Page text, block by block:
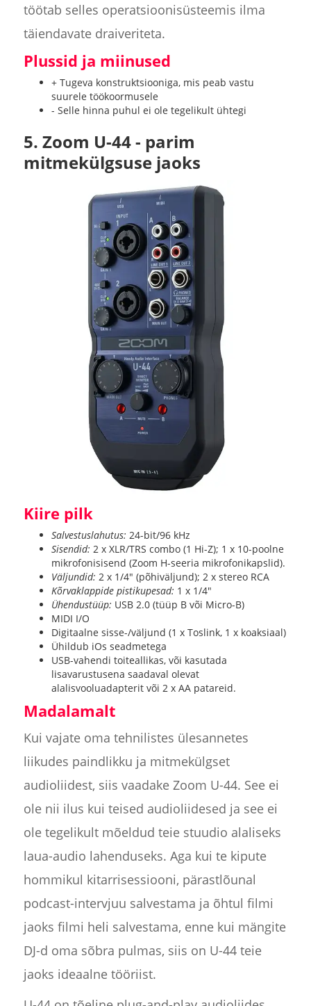
töötab selles operatsioonisüsteemis ilma
täiendavate draiveriteta.
Plussid ja miinused
+ Tugeva konstruktsiooniga, mis peab vastu
suurele töökoormusele
- Selle hinna puhul ei ole tegelikult ühtegi
5. Zoom U-44 - parim
mitmekülgsuse jaoks
Kiire pilk
Salvestuslahutus: 24-bit/96 kHz
Sisendid: 2 x XLR/TRS combo (1 Hi-Z); 1 x 10-poolne
mikrofonisisend (Zoom H-seeria mikrofonikapslid).
Väljundid: 2 x 1/4" (põhiväljund); 2 x stereo RCA
Kõrvaklappide pistikupesad: 1 x 1/4"
Ühendustüüp: USB 2.0 (tüüp B või Micro-B)
MIDI I/O
Digitaalne sisse-/väljund (1 x Toslink, 1 x koaksiaal)
Ühildub iOs seadmetega
USB-vahendi toiteallikas, või kasutada
lisavarustusena saadaval olevat
alalisvooluadapterit või 2 x AA patareid.
Madalamalt
Kui vajate oma tehnilistes ülesannetes
liikudes paindlikku ja mitmekülgset
audioliidest, siis vaadake Zoom U-44. See ei
ole nii ilus kui teised audioliidesed ja see ei
ole tegelikult mõeldud teie stuudio alaliseks
laua-audio lahenduseks. Aga kui te kipute
hommikul kitarrisessiooni, pärastlõunal
podcast-intervjuu salvestama ja õhtul filmi
jaoks filmi heli salvestama, enne kui mängite
DJ-d oma sõbra pulmas, siis on U-44 teie
jaoks ideaalne tööriist.